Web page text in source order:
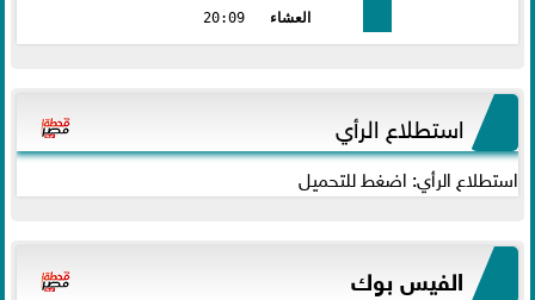
العشاء
20:09
استطلاع الرأي
استطلاع الرأي: اضغط للتحميل
الفيس بوك